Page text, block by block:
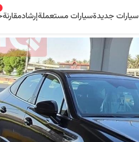
سيارات جديدةسيارات مستعملةإرشادمقارنة